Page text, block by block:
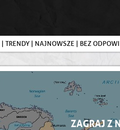
| TRENDY | NAJNOWSZE | BEZ
ZAGRAJ Z